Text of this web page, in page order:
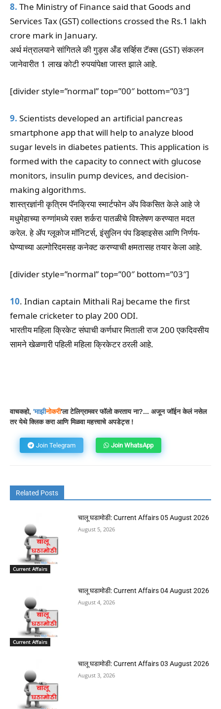
8. The Ministry of Finance said that Goods and
Services Tax (GST) collections crossed the Rs.1 lakh
crore mark in January.
अर्थ मंत्रालयाने सांगितले की गुड्स अँड सर्व्हिस टॅक्स (GST) संकलन
जानेवारीत 1 लाख कोटी रुपयांपेक्षा जास्त झाले आहे.
[divider style=”normal” top=”00″ bottom=”03″]
9. Scientists developed an artificial pancreas
smartphone app that will help to analyze blood
sugar levels in diabetes patients. This application is
formed with the capacity to connect with glucose
monitors, insulin pump devices, and decision-
making algorithms.
शास्त्रज्ञांनी कृत्रिम पॅनक्रिया स्मार्टफोन ॲप विकसित केले आहे जे
मधुमेहाच्या रुग्णांमध्ये रक्त शर्करा पातळीचे विश्लेषण करण्यात मदत
करेल. हे ॲप ग्लूकोज मॉनिटर्स, इंसुलिन पंप डिव्हाइसेस आणि निर्णय-
घेण्याच्या अल्गोरिदमसह कनेक्ट करण्याची क्षमतासह तयार केला आहे.
[divider style=”normal” top=”00″ bottom=”03″]
10. Indian captain Mithali Raj became the first
female cricketer to play 200 ODI.
भारतीय महिला क्रिकेट संघाची कर्णधार मिताली राज 200 एकदिवसीय
सामने खेळणारी पहिली महिला क्रिकेटर ठरली आहे.
वाचकहो, 'माझीनोकरी'ला टेलिग्रामवर फॉलो करताय ना?... अजून जॉईन केलं नसेल
तर येथे क्लिक करा आणि मिळवा महत्त्वाचे अपडेट्स !
Join Telegram Join WhatsApp
Related Posts
Current Affairs
चालू घडामोडी: Current Affairs 05 August 2026
August 5, 2026
Current Affairs
चालू घडामोडी: Current Affairs 04 August 2026
August 4, 2026
चालू घडामोडी: Current Affairs 03 August 2026
August 3, 2026